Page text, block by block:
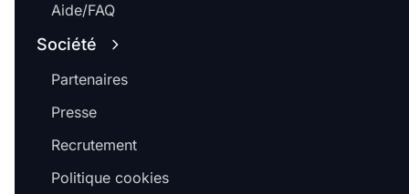
Aide/FAQ
Société
Partenaires
Presse
Recrutement
Politique cookies